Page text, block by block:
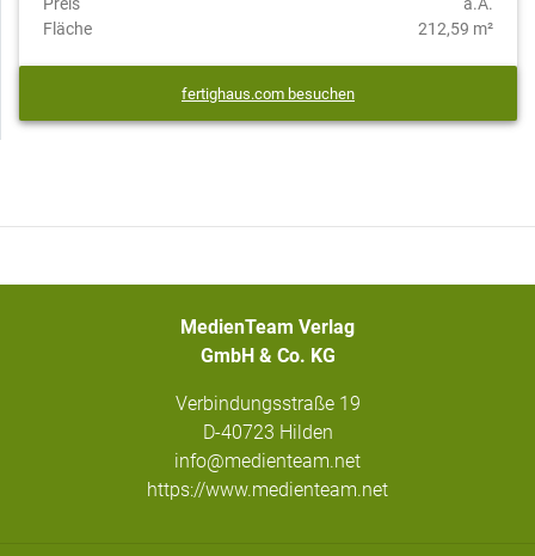
Preis
a.A.
Fläche
212,59 m²
fertighaus.com besuchen
MedienTeam Verlag
GmbH & Co. KG
Verbindungsstraße 19
D-40723 Hilden
info@medienteam.net
https://www.medienteam.net